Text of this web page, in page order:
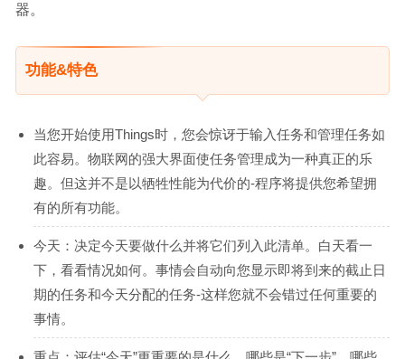
器。
功能&特色
当您开始使用Things时，您会惊讶于输入任务和管理任务如
此容易。物联网的强大界面使任务管理成为一种真正的乐
趣。但这并不是以牺牲性能为代价的-程序将提供您希望拥
有的所有功能。
今天：决定今天要做什么并将它们列入此清单​​。白天看一
下，看看情况如何。事情会自动向您显示即将到来的截止日
期的任务和今天分配的任务-这样您就不会错过任何重要的
事情。